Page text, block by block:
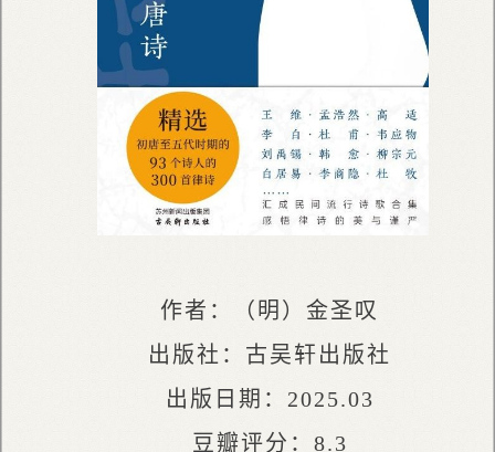
作者：（明）金圣叹
出版社：古吴轩出版社
出版日期：2025.03
豆瓣评分：8.3